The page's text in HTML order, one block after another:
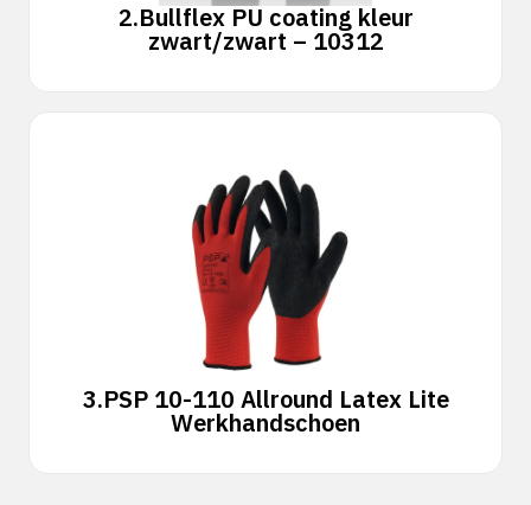
2.Bullflex PU coating kleur
zwart/zwart – 10312
3.PSP 10-110 Allround Latex Lite
Werkhandschoen